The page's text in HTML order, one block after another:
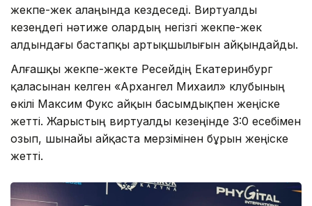
жекпе-жек алаңында кездеседі. Виртуалды
кезеңдегі нәтиже олардың негізгі жекпе-жек
алдындағы бастапқы артықшылығын айқындайды.
Алғашқы жекпе-жекте Ресейдің Екатеринбург
қаласынан келген «Архангел Михаил» клубының
өкілі Максим Фукс айқын басымдықпен жеңіске
жетті. Жарыстың виртуалды кезеңінде 3:0 есебімен
озып, шынайы айқаста мерзімінен бұрын жеңіске
жетті.